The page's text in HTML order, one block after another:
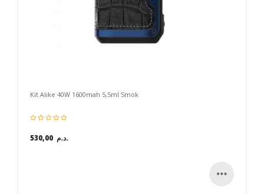
Kit Alike 40W 1600mah 5,5ml Smok
530,00 د.م.